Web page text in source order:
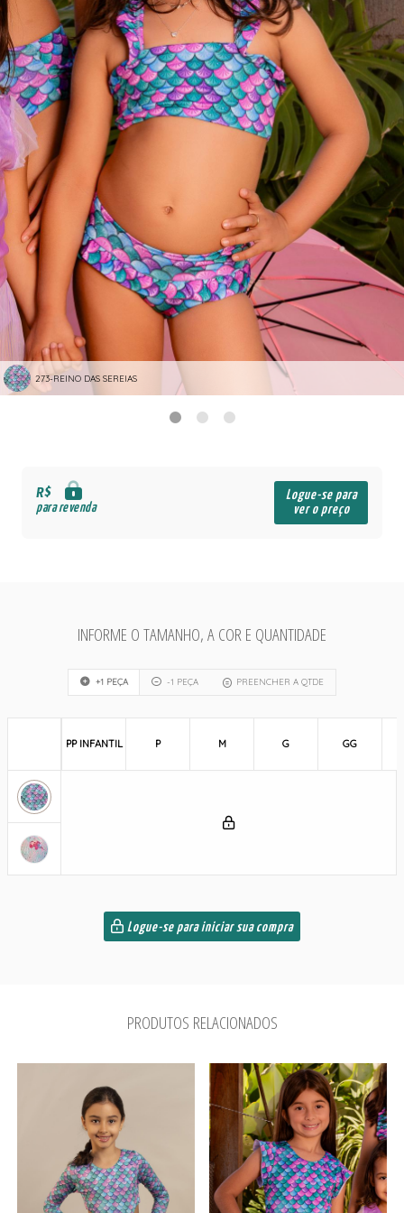
273-REINO DAS SEREIAS
R$
para revenda
Logue-se para
ver o preço
INFORME O TAMANHO, A COR E QUANTIDADE
+1 PEÇA -1 PEÇA PREENCHER A QTDE
PP INFANTIL P M G GG
Logue-se para iniciar sua compra
PRODUTOS RELACIONADOS